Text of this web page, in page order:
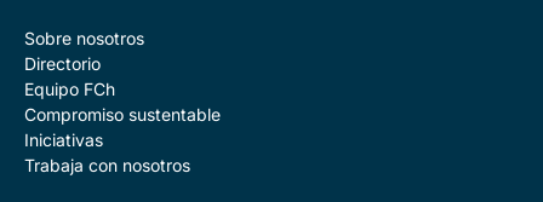
Sobre nosotros
Directorio
Equipo FCh
Compromiso sustentable
Iniciativas
Trabaja con nosotros